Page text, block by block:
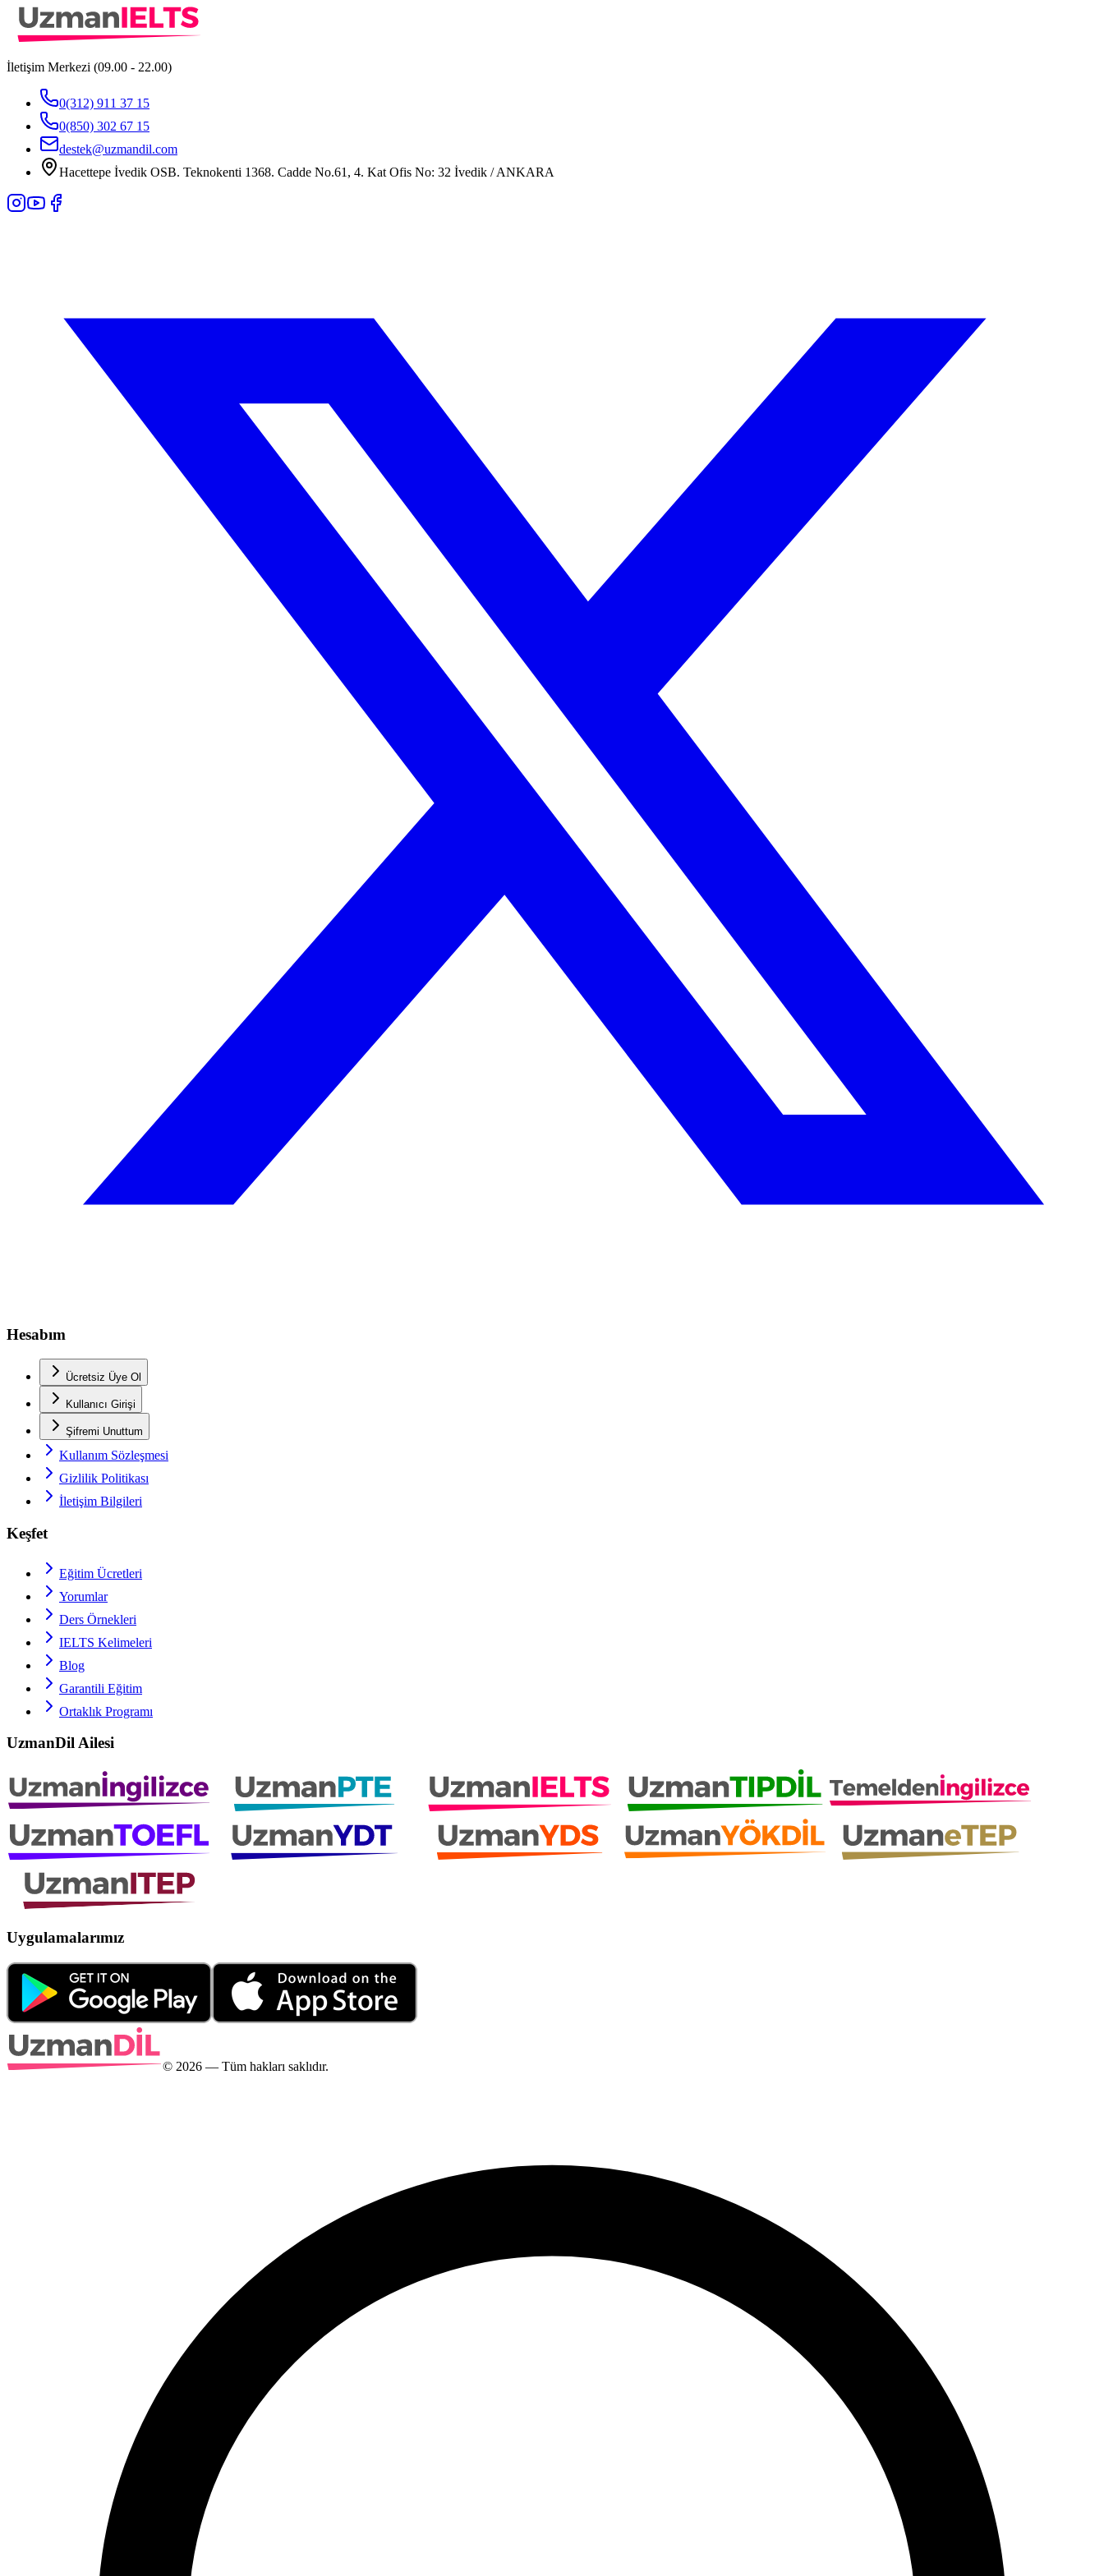
İletişim Merkezi (09.00 - 22.00)
0(312) 911 37 15
0(850) 302 67 15
destek@uzmandil.com
Hacettepe İvedik OSB. Teknokenti 1368. Cadde No.61, 4. Kat Ofis No: 32 İvedik / ANKARA
Hesabım
Ücretsiz Üye Ol
Kullanıcı Girişi
Şifremi Unuttum
Kullanım Sözleşmesi
Gizlilik Politikası
İletişim Bilgileri
Keşfet
Eğitim Ücretleri
Yorumlar
Ders Örnekleri
IELTS Kelimeleri
Blog
Garantili Eğitim
Ortaklık Programı
UzmanDil Ailesi
Uygulamalarımız
© 2026 — Tüm hakları saklıdır.